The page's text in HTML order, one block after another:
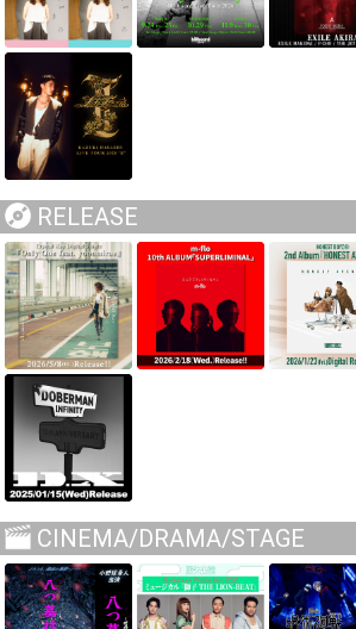
RELEASE
CINEMA/DRAMA/STAGE